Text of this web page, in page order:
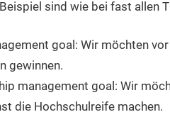
sind wie bei fast allen
goal: Wir möchten
gewinnen.
management goal: Wir
die Hochschulreife machen.